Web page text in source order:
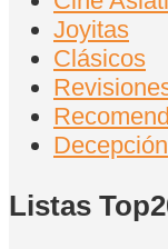
Joyitas
Clásicos
Decepción
Listas